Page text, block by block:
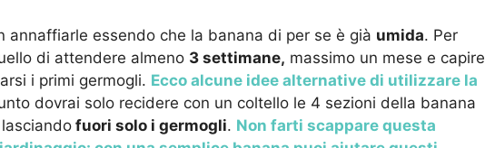
annaffiarle essendo che la banana di per se è già umida. Per
di attendere almeno 3 settimane, massimo un mese e capire
i primi germogli. Ecco alcune idee alternative di utilizzare la
dovrai solo recidere con un coltello le 4 sezioni della banana
fuori solo i germogli. Non farti scappare questa